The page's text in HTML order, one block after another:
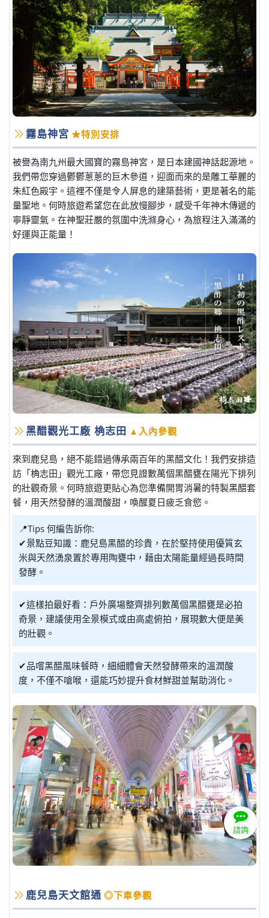
霧島神宮 ★特別安排
被譽為南九州最大國寶的霧島神宮，是日本建國神話起源地。
我們帶您穿過鬱鬱蔥蔥的巨木參道，迎面而來的是雕工華麗的
朱紅色殿宇。這裡不僅是令人屏息的建築藝術，更是著名的能
量聖地。何時旅遊希望您在此放慢腳步，感受千年神木傳遞的
寧靜靈氣。在神聖莊嚴的氛圍中洗滌身心，為旅程注入滿滿的
好運與正能量！
黑醋觀光工廠 桷志田 ▲入內參觀
來到鹿兒島，絕不能錯過傳承兩百年的黑醋文化！我們安排造
訪「桷志田」觀光工廠，帶您見證數萬個黑醋甕在陽光下排列
的壯觀奇景。何時旅遊更貼心為您準備開胃消暑的特製黑醋套
餐，用天然發酵的溫潤酸甜，喚醒夏日疲乏食慾。
📍Tips 何編告訴你:
✔景點豆知識：鹿兒島黑醋的珍貴，在於堅持使用優質玄
米與天然湧泉置於專用陶甕中，藉由太陽能量經過長時間
發酵。
✔這樣拍最好看：戶外廣場整齊排列數萬個黑醋甕是必拍
奇景，建議使用全景模式或由高處俯拍，展現數大便是美
的壯觀。
✔品嚐黑醋風味餐時，細細體會天然發酵帶來的溫潤酸
度，不僅不嗆喉，還能巧妙提升食材鮮甜並幫助消化。
鹿兒島天文館通 ◎下車參觀
諮詢